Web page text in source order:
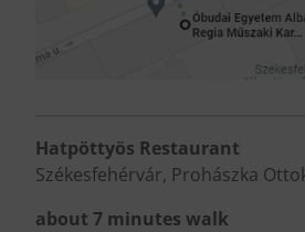
Hatpöttyös Restaurant
Székesfehérvár, Prohászka
about 7 minutes walk